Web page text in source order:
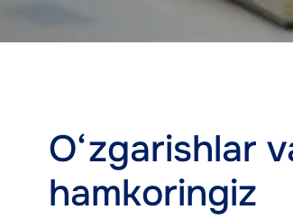
O‘zgarishlar
hamkoringiz